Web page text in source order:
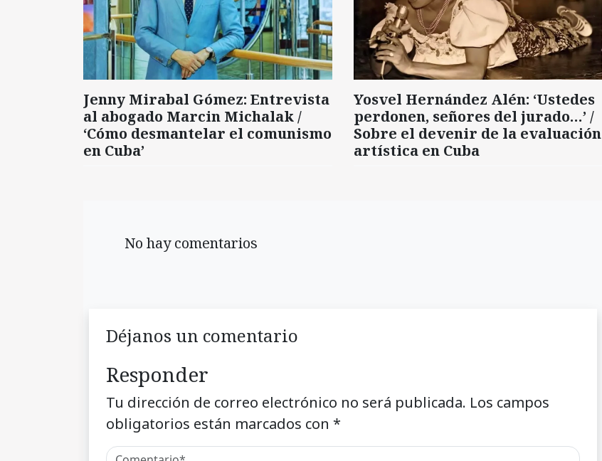
Jenny Mirabal Gómez: Entrevista
al abogado Marcin Michalak /
‘Cómo desmantelar el comunismo
en Cuba’
Yosvel Hernández Alén: ‘Ustedes
perdonen, señores del jurado…’ /
Sobre el devenir de la evaluación
artística en Cuba
No hay comentarios
Déjanos un comentario
Responder
Tu dirección de correo electrónico no será publicada. Los campos
obligatorios están marcados con *